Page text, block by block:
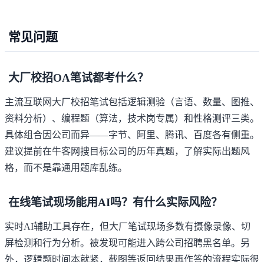
常见问题
大厂校招OA笔试都考什么？
主流互联网大厂校招笔试包括逻辑测验（言语、数量、图推、
资料分析）、编程题（算法，技术岗专属）和性格测评三类。
具体组合因公司而异——字节、阿里、腾讯、百度各有侧重。
建议提前在牛客网搜目标公司的历年真题，了解实际出题风
格，而不是靠通用题库乱练。
在线笔试现场能用AI吗？有什么实际风险？
实时AI辅助工具存在，但大厂笔试现场多数有摄像录像、切
屏检测和行为分析。被发现可能进入跨公司招聘黑名单。另
外，逻辑题时间本就紧，截图等返回结果再作答的流程实际很